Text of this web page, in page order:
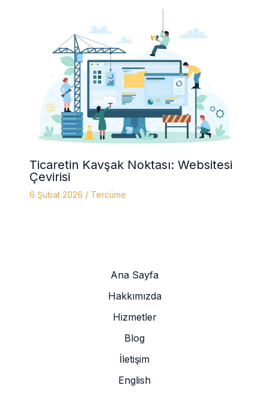
Ticaretin Kavşak Noktası: Websitesi
Çevirisi
6 Şubat 2026 / Tercüme
Ana Sayfa
Hakkımızda
Hizmetler
Blog
İletişim
English